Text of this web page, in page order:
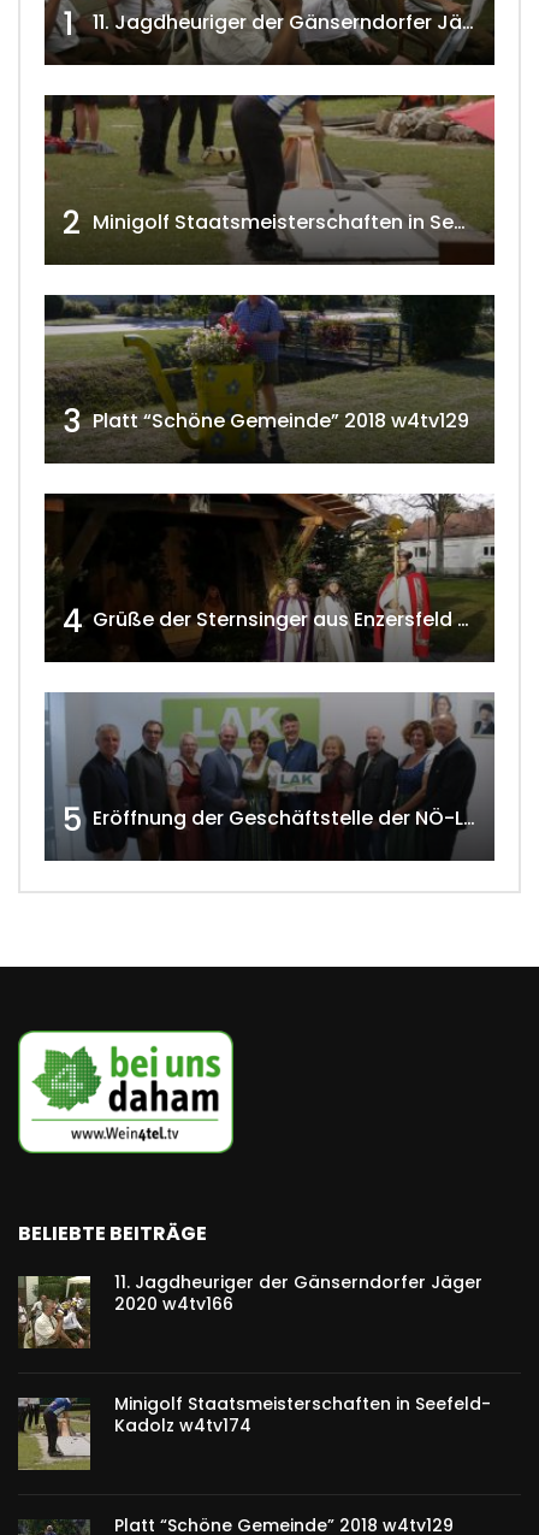
1 11. Jagdheuriger der Gänserndorfer Jäger 2020 w4tv166
2 Minigolf Staatsmeisterschaften in Seefeld-Kadolz w4tv174
3 Platt “Schöne Gemeinde” 2018 w4tv129
4 Grüße der Sternsinger aus Enzersfeld – Klein-Engersdorf 2021 w4tv169
5 Eröffnung der Geschäftstelle der NÖ-Landarbeiterkammer in Mistelbach w4tv174
BELIEBTE BEITRÄGE
11. Jagdheuriger der Gänserndorfer Jäger
2020 w4tv166
Minigolf Staatsmeisterschaften in Seefeld-
Kadolz w4tv174
Platt “Schöne Gemeinde” 2018 w4tv129